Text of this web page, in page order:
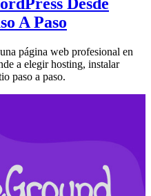
Desde
A Paso
página web profesional en
a elegir hosting, instalar
paso a paso.